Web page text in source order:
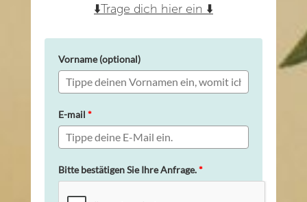
⬇️Trage dich hier ein ⬇️
Vorname (optional)
E-mail *
Bitte bestätigen Sie Ihre Anfrage.*